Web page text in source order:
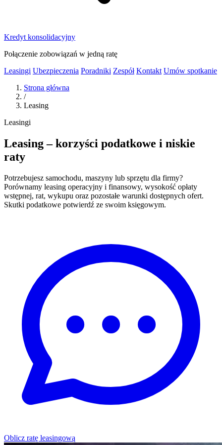
Kredyt konsolidacyjny
Połączenie zobowiązań w jedną ratę
Leasingi Ubezpieczenia Poradniki Zespół Kontakt Umów spotkanie
Strona główna
/
Leasing
Leasingi
Leasing – korzyści podatkowe i niskie
raty
Potrzebujesz samochodu, maszyny lub sprzętu dla firmy?
Porównamy leasing operacyjny i finansowy, wysokość opłaty
wstępnej, rat, wykupu oraz pozostałe warunki dostępnych ofert.
Skutki podatkowe potwierdź ze swoim księgowym.
Oblicz ratę leasingową